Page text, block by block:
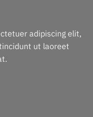
adipiscing elit,
ut laoreet